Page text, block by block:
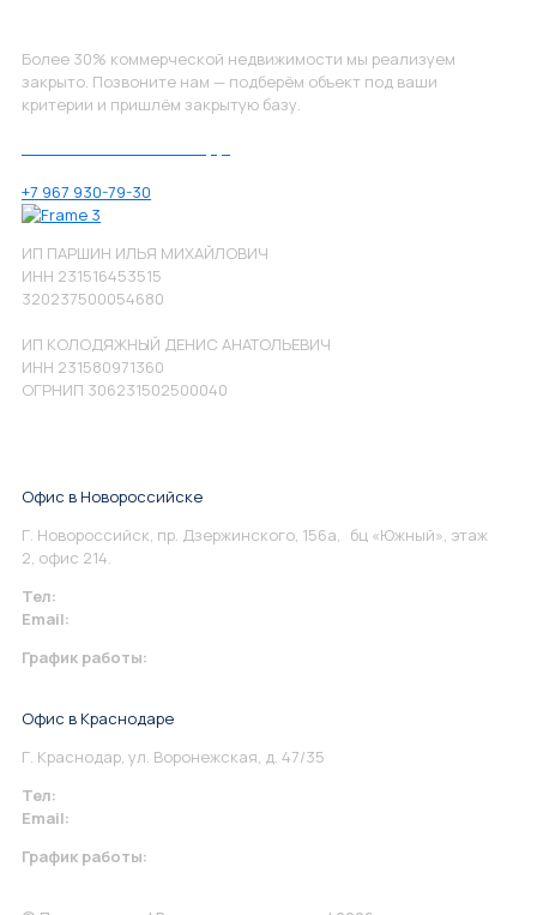
Более 30% коммерческой недвижимости мы реализуем
закрыто. Позвоните нам — подберём объект под ваши
критерии и пришлём закрытую базу.
+7 967 930-79-30
ИП ПАРШИН ИЛЬЯ МИХАЙЛОВИЧ
ИНН 231516453515
320237500054680
ИП КОЛОДЯЖНЫЙ ДЕНИС АНАТОЛЬЕВИЧ
ИНН 231580971360
ОГРНИП 306231502500040
Офис в Новороссийске
Г. Новороссийск, пр. Дзержинского, 156а, бц «Южный», этаж
2, офис 214.
Тел:
Email:
График работы:
Офис в Краснодаре
Г. Краснодар, ул. Воронежская, д. 47/35
Тел:
Email:
График работы: